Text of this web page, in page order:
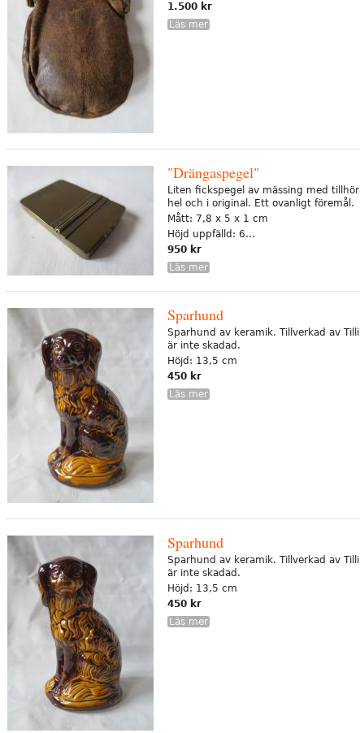
1.500 kr
Läs mer
"Drängaspegel"
Liten fickspegel av mässing med
hel och i original. Ett ovanligt föremål.
Mått: 7,8 x 5 x 1 cm
Höjd uppfälld: 6...
950 kr
Läs mer
Sparhund
Sparhund av keramik. Tillverkad av
är inte skadad.
Höjd: 13,5 cm
450 kr
Läs mer
Sparhund
Sparhund av keramik. Tillverkad av
är inte skadad.
Höjd: 13,5 cm
450 kr
Läs mer